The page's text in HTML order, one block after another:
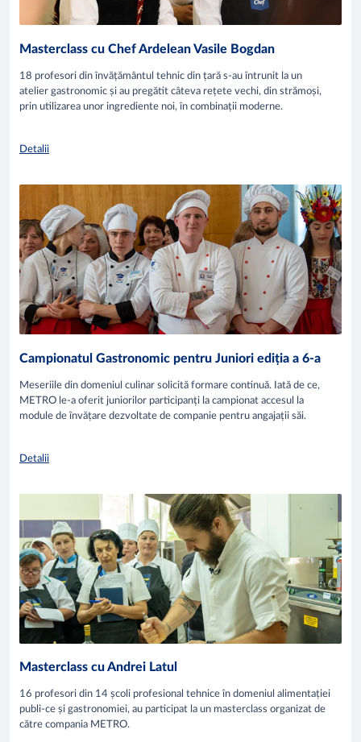
Masterclass cu Chef Ardelean Vasile Bogdan
18 profesori din învățământul tehnic din țară s-au întrunit la un
atelier gastronomic și au pregătit câteva rețete vechi, din strămoși,
prin utilizarea unor ingrediente noi, în combinații moderne.
Detalii
Campionatul Gastronomic pentru Juniori ediția a 6-a
Meseriile din domeniul culinar solicită formare continuă. Iată de ce,
METRO le-a oferit juniorilor participanți la campionat accesul la
module de învățare dezvoltate de companie pentru angajații săi.
Detalii
Masterclass cu Andrei Latul
16 profesori din 14 școli profesional tehnice în domeniul alimentației
publi-ce și gastronomiei, au participat la un masterclass organizat de
către compania METRO.